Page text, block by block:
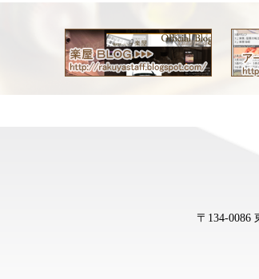
〒134-0086